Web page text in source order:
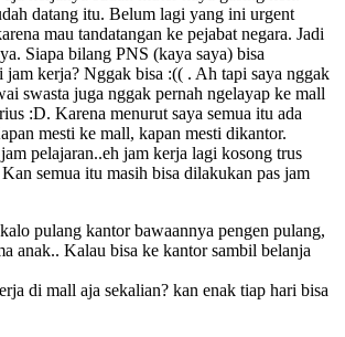
datang itu. Belum lagi yang ini urgent
mau tandatangan ke pejabat negara. Jadi
Siapa bilang PNS (kaya saya) bisa
jam kerja? Nggak bisa :(( . Ah tapi saya nggak
swasta juga nggak pernah ngelayap ke mall
:D. Karena menurut saya semua itu ada
mesti ke mall, kapan mesti dikantor.
pelajaran..eh jam kerja lagi kosong trus
semua itu masih bisa dilakukan pas jam
pulang kantor bawaannya pengen pulang,
anak.. Kalau bisa ke kantor sambil belanja
di mall aja sekalian? kan enak tiap hari bisa